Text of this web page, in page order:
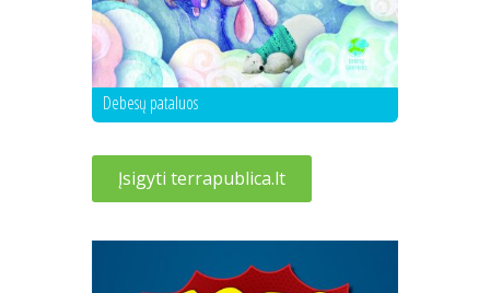
Debesų pataluos
Įsigyti terrapublica.lt